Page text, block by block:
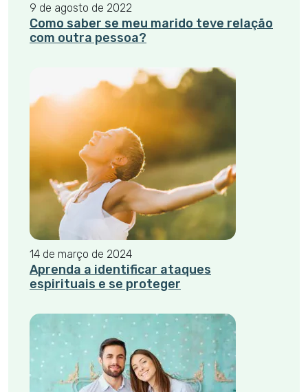
9 de agosto de 2022
Como saber se meu marido teve relação
com outra pessoa?
14 de março de 2024
Aprenda a identificar ataques
espirituais e se proteger